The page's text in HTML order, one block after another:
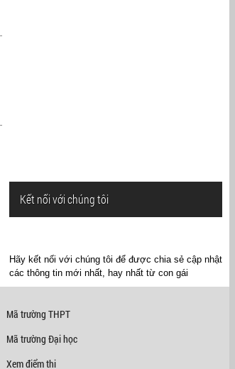
Kết nối với chúng tôi
Hãy kết nối với chúng tôi để được chia sẻ cập nhật
các thông tin mới nhất, hay nhất từ con gái
Mã trường THPT
Mã trường Đại học
Xem điểm thi